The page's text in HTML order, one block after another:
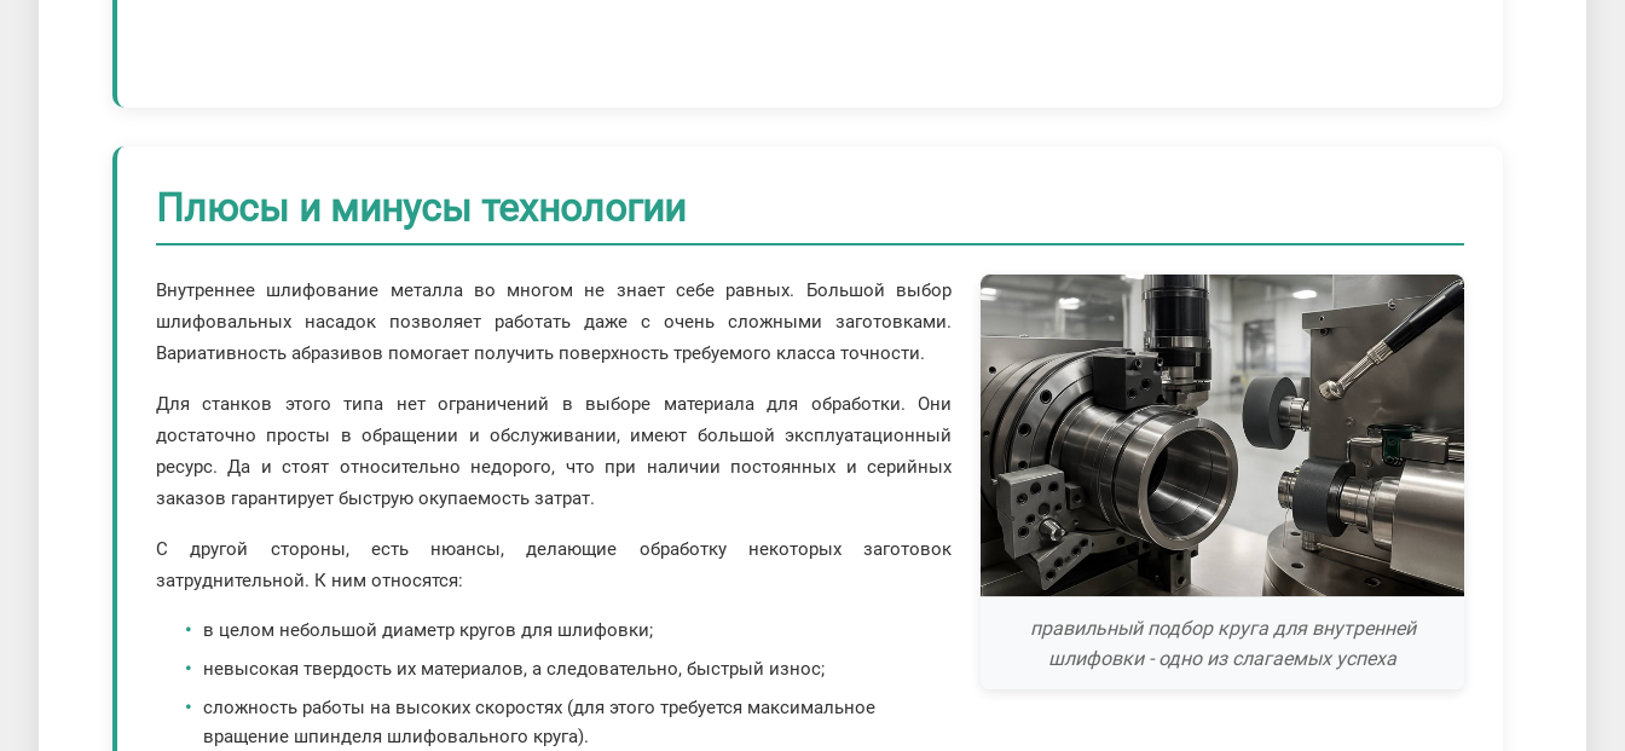
Плюсы и минусы технологии
правильный подбор круга для внутренней
шлифовки - одно из слагаемых успеха
Внутреннее шлифование металла во многом не знает себе равных. Большой выбор
шлифовальных насадок позволяет работать даже с очень сложными заготовками.
Вариативность абразивов помогает получить поверхность требуемого класса точности.
Для станков этого типа нет ограничений в выборе материала для обработки. Они
достаточно просты в обращении и обслуживании, имеют большой эксплуатационный
ресурс. Да и стоят относительно недорого, что при наличии постоянных и серийных
заказов гарантирует быструю окупаемость затрат.
С другой стороны, есть нюансы, делающие обработку некоторых заготовок
затруднительной. К ним относятся:
в целом небольшой диаметр кругов для шлифовки;
невысокая твердость их материалов, а следовательно, быстрый износ;
сложность работы на высоких скоростях (для этого требуется максимальное
вращение шпинделя шлифовального круга).